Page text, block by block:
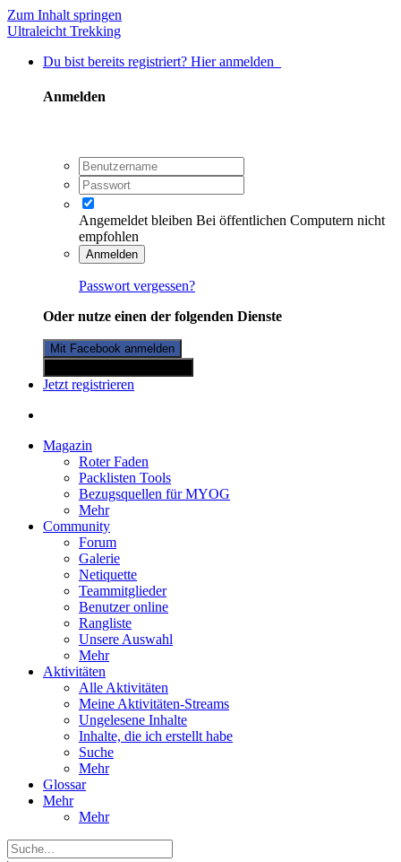
Zum Inhalt springen
Ultraleicht Trekking
Du bist bereits registriert? Hier anmelden
Anmelden
Angemeldet bleiben Bei öffentlichen Computern nicht
empfohlen
Anmelden
Passwort vergessen?
Oder nutze einen der folgenden Dienste
Mit Facebook anmelden
Jetzt registrieren
Magazin
Roter Faden
Packlisten Tools
Bezugsquellen für MYOG
Mehr
Community
Forum
Galerie
Netiquette
Teammitglieder
Benutzer online
Rangliste
Unsere Auswahl
Mehr
Aktivitäten
Alle Aktivitäten
Meine Aktivitäten-Streams
Ungelesene Inhalte
Inhalte, die ich erstellt habe
Suche
Mehr
Glossar
Mehr
Mehr